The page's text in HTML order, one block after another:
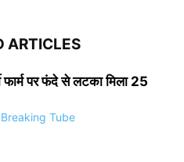
ARTICLES
फार्म पर फंदे से लटका मिला 25
Breaking Tube